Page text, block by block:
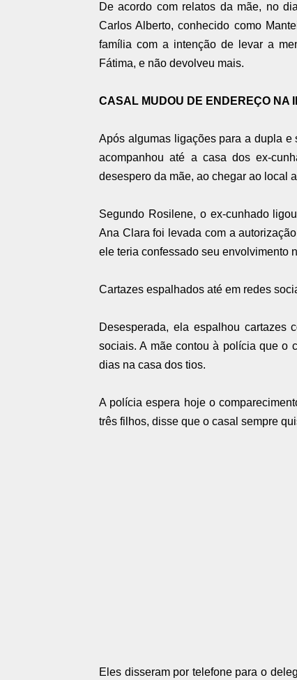
De acordo com relatos da mãe, no
Carlos Alberto, conhecido como
família com a intenção de levar a
Fátima, e não devolveu mais.
CASAL MUDOU DE ENDEREÇO NA
Após algumas ligações para a dupla
acompanhou até a casa dos ex-
desespero da mãe, ao chegar ao local
Segundo Rosilene, o ex-cunhado
Ana Clara foi levada com a
ele teria confessado seu envolvimento
Cartazes espalhados até em redes
Desesperada, ela espalhou
sociais. A mãe contou à polícia que o
dias na casa dos tios.
A polícia espera hoje o
três filhos, disse que o casal sempre
Eles disseram por telefone para o